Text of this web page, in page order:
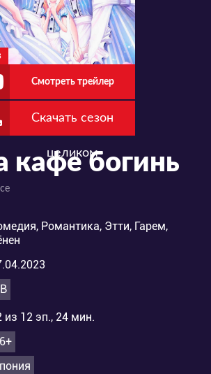
Смотреть трейлер
Скачать сезон
целиком
кафе богинь
Романтика, Этти, Гарем,
из 12 эп., 24 мин.